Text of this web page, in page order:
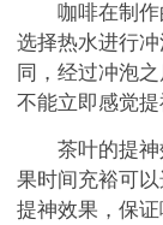
咖啡在制作的
选择热水进行
同，经过冲泡
不能立即感觉提
茶叶的提神
果时间充裕可
提神效果，保证